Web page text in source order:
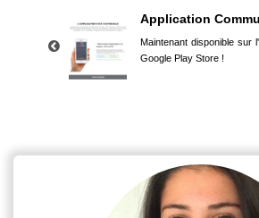
Application
Maintenant disponible sur
Google Play Store !
Google Play Store !